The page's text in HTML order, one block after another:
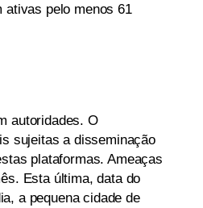
ativas pelo menos 61
autoridades. O
sujeitas a disseminação
plataformas. Ameaças
Esta última, data do
a pequena cidade de